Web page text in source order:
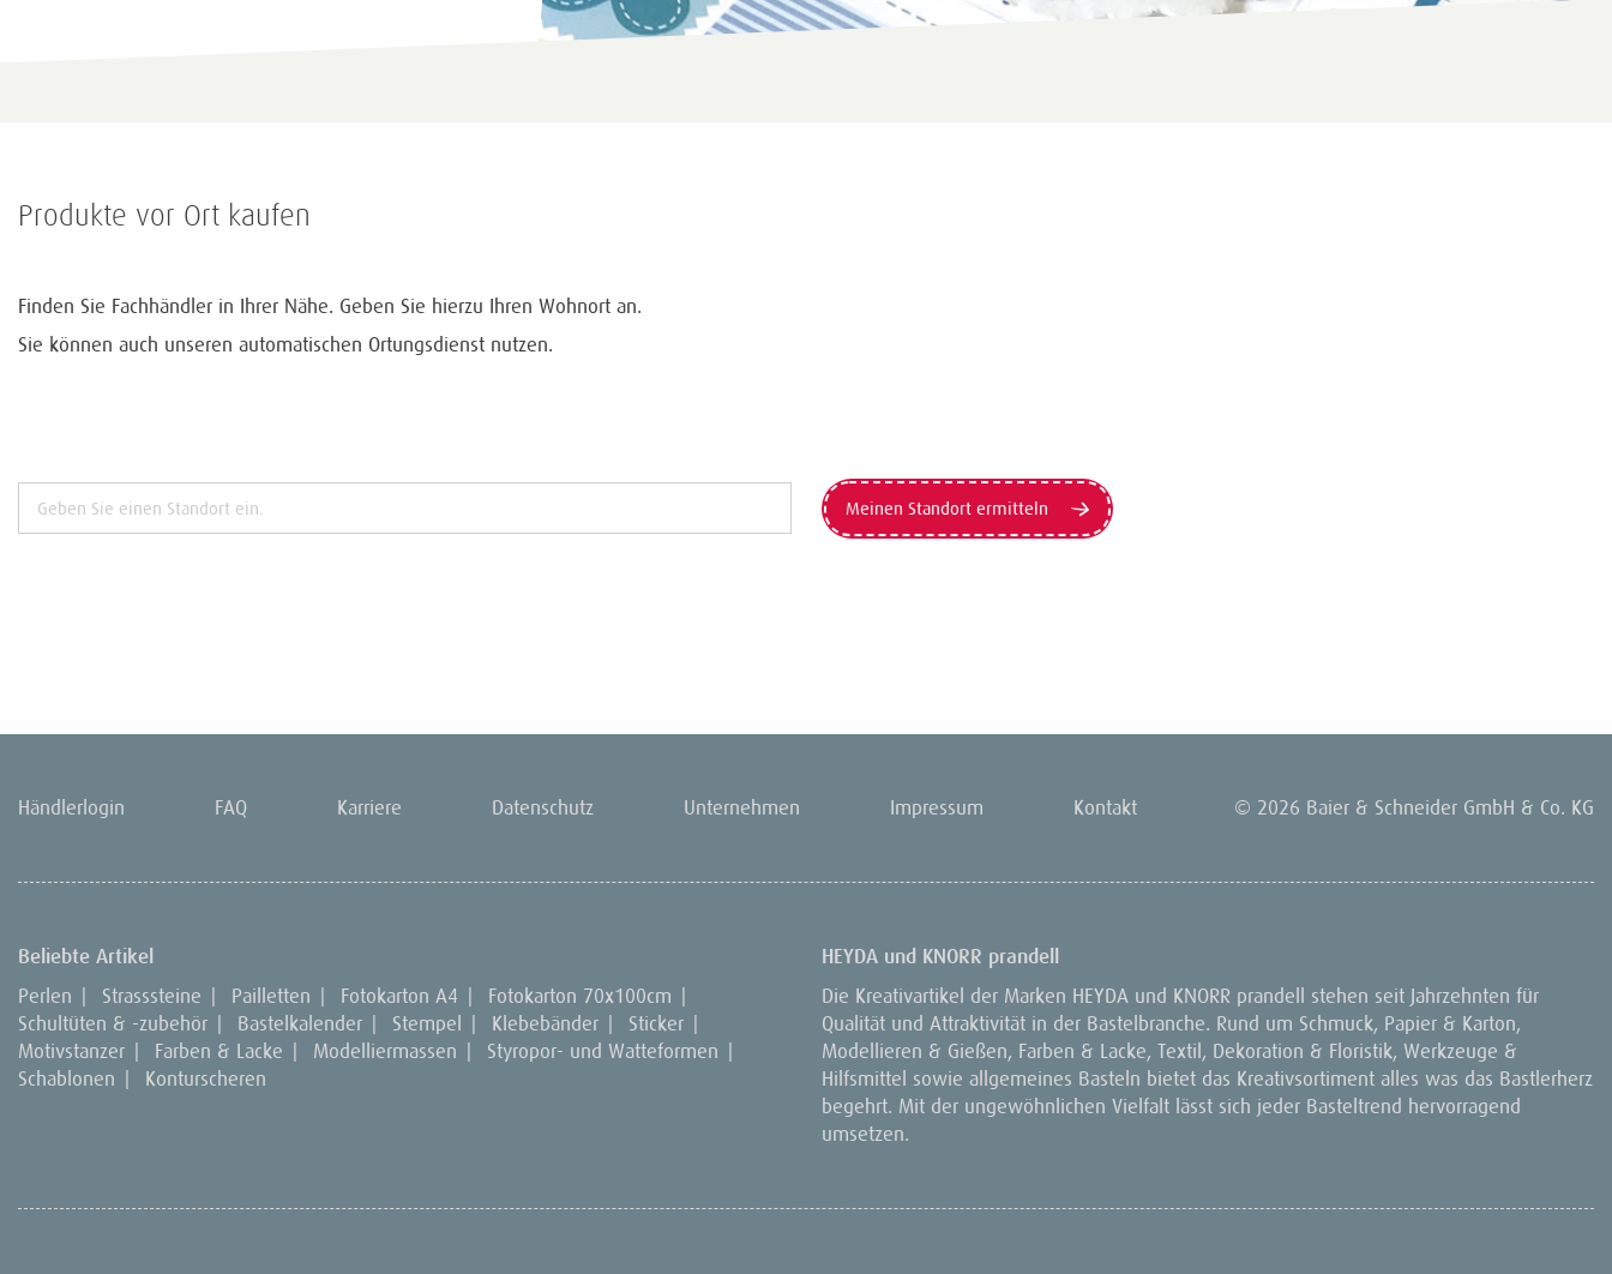
Produkte vor Ort kaufen
Finden Sie Fachhändler in Ihrer Nähe. Geben Sie hierzu Ihren Wohnort an.
Sie können auch unseren automatischen Ortungsdienst nutzen.
Meinen Standort ermitteln
Händlerlogin FAQ Karriere Datenschutz Unternehmen Impressum Kontakt © 2026 Baier & Schneider GmbH & Co. KG
Beliebte Artikel
Perlen Strasssteine Pailletten Fotokarton A4 Fotokarton 70x100cm
Schultüten & -zubehör
Bastelkalender Stempel Klebebänder Sticker
Motivstanzer
Farben & Lacke Modelliermassen Styropor- und Watteformen
Schablonen
Konturscheren
HEYDA und KNORR prandell
Die Kreativartikel der Marken HEYDA und KNORR prandell stehen seit Jahrzehnten für
Qualität und Attraktivität in der Bastelbranche. Rund um Schmuck, Papier & Karton,
Modellieren & Gießen, Farben & Lacke, Textil, Dekoration & Floristik, Werkzeuge &
Hilfsmittel sowie allgemeines Basteln bietet das Kreativsortiment alles was das Bastlerherz
begehrt. Mit der ungewöhnlichen Vielfalt lässt sich jeder Basteltrend hervorragend
umsetzen.